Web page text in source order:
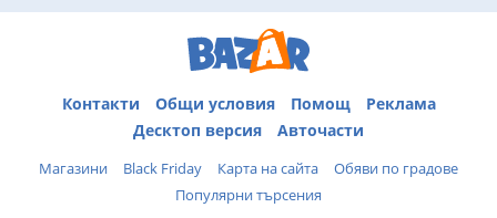
Контакти Общи условия Помощ
Реклама
Десктоп версия
Авточасти
Магазини Black Friday Карта на сайта
Обяви по градове
Популярни търсения